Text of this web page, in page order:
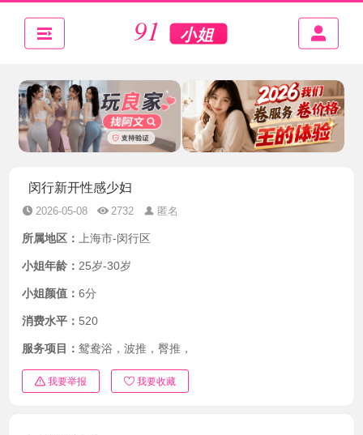
闵行新开性感少妇
2026-05-08 2732 匿名
所属地区： 上海市-闵行区
小姐年龄： 25岁-30岁
小姐颜值： 6分
消费水平： 520
服务项目： 鸳鸯浴，波推，臀推，
我要举报 我要收藏